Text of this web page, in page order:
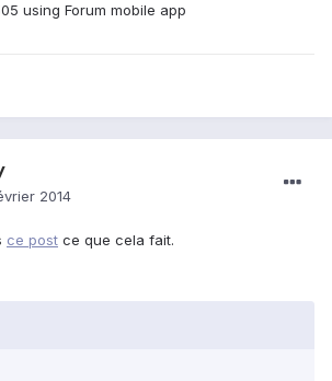
using Forum mobile app
2014
ce post ce que cela fait.